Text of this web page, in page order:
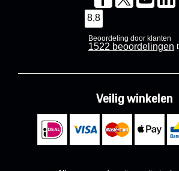
8,8
Beoordeling door klanten
1522 beoordelingen
Veilig winkelen